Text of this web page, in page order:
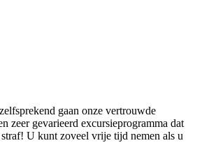
gaan onze vertrouwde
zeer gevarieerd excursieprogramma dat
U kunt zoveel vrije tijd nemen als u